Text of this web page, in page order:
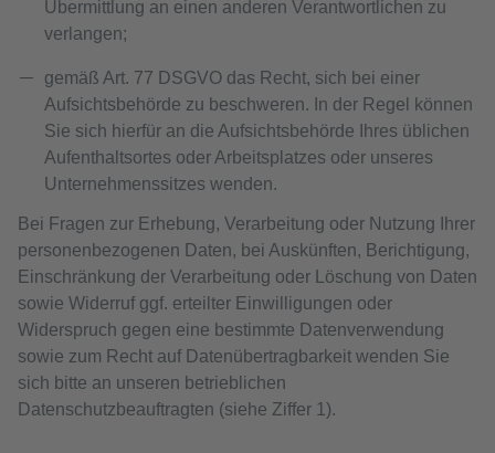
Übermittlung an einen anderen Verantwortlichen zu
verlangen;
gemäß Art. 77 DSGVO das Recht, sich bei einer
Aufsichtsbehörde zu beschweren. In der Regel können
Sie sich hierfür an die Aufsichtsbehörde Ihres üblichen
Aufenthaltsortes oder Arbeitsplatzes oder unseres
Unternehmenssitzes wenden.
Bei Fragen zur Erhebung, Verarbeitung oder Nutzung Ihrer
personenbezogenen Daten, bei Auskünften, Berichtigung,
Einschränkung der Verarbeitung oder Löschung von Daten
sowie Widerruf ggf. erteilter Einwilligungen oder
Widerspruch gegen eine bestimmte Datenverwendung
sowie zum Recht auf Datenübertragbarkeit wenden Sie
sich bitte an unseren betrieblichen
Datenschutzbeauftragten (siehe Ziffer 1).